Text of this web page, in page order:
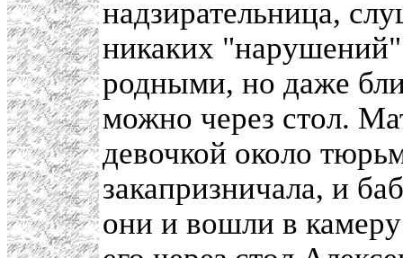
надзирательница,
никаких
родными, но даже
можно через стол.
девочкой около
закапризничала, и
они и вошли в